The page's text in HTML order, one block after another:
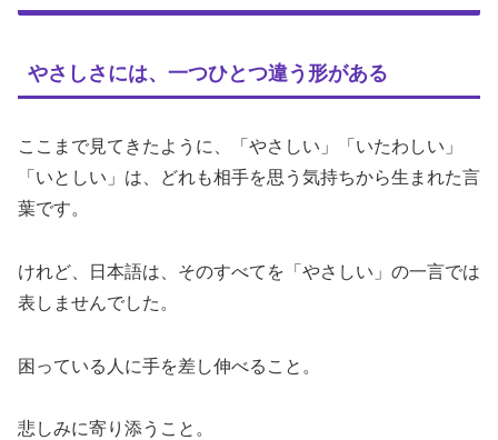
やさしさには、一つひとつ違う形がある
ここまで見てきたように、「やさしい」「いたわしい」
「いとしい」は、どれも相手を思う気持ちから生まれた言
葉です。
けれど、日本語は、そのすべてを「やさしい」の一言では
表しませんでした。
困っている人に手を差し伸べること。
悲しみに寄り添うこと。